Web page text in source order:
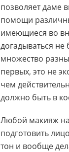
позволяет даме
помощи
имеющиеся во
догадываться
множество
первых, это не
чем
должно быть в
Любой макияж
подготовить
тон и вообще